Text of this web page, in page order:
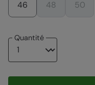
46 48 50
Quantité